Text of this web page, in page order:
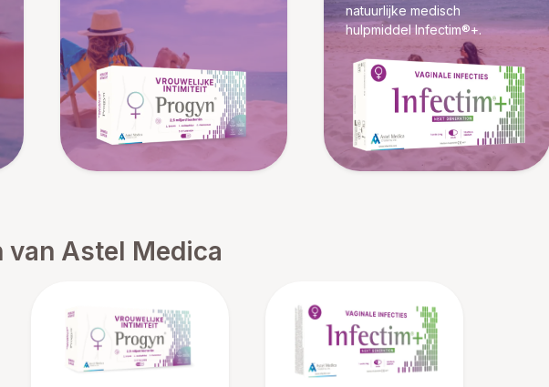
natuurlijke medisch
hulpmiddel Infectim®+.
van Astel Medica